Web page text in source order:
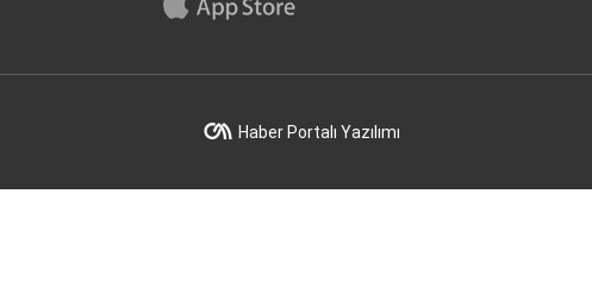
Haber Portalı Yazılımı